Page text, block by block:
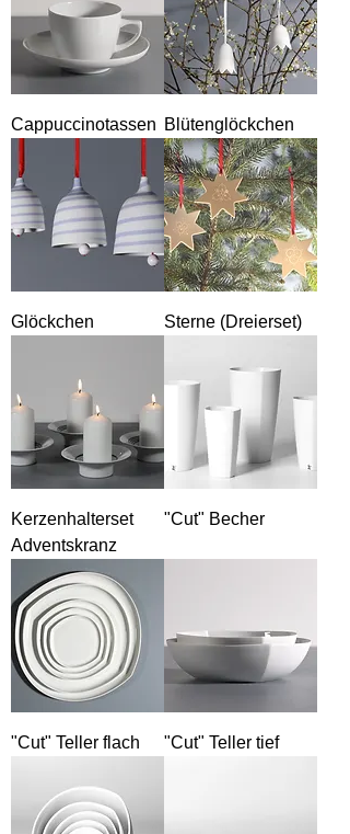
Cappuccinotassen Blütenglöckchen
Glöckchen Sterne (Dreierset)
Kerzenhalterset
Adventskranz
"Cut" Becher
"Cut" Teller flach "Cut" Teller tief